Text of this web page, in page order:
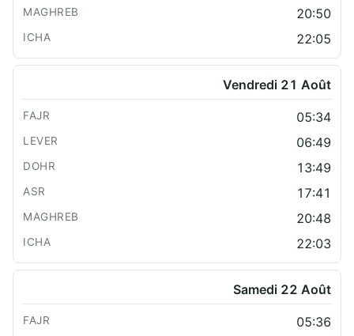
20:50
22:05
Vendredi 21 Août
05:34
06:49
13:49
17:41
20:48
22:03
Samedi 22 Août
05:36